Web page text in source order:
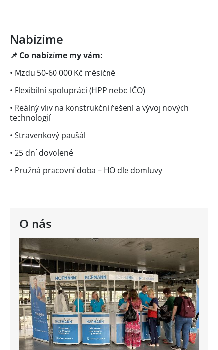
O nás
Nabízíme
📌 Co nabízíme my vám:
• Mzdu 50-60 000 Kč měsíčně
• Flexibilní spolupráci (HPP nebo IČO)
• Reálný vliv na konstrukční řešení a vývoj nových
technologií
• Stravenkový paušál
• 25 dní dovolené
• Pružná pracovní doba – HO dle domluvy